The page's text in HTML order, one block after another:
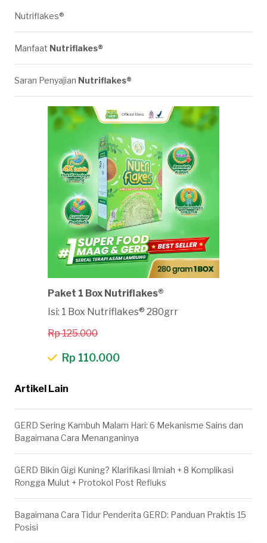
Nutriflakes®
Manfaat Nutriflakes®
Saran Penyajian Nutriflakes®
Paket 1 Box Nutriflakes®
Isi: 1 Box Nutriflakes® 280grr
Rp 125.000
Rp 110.000
Artikel Lain
GERD Sering Kambuh Malam Hari: 6 Mekanisme Sains dan
Bagaimana Cara Menanganinya
GERD Bikin Gigi Kuning? Klarifikasi Ilmiah + 8 Komplikasi
Rongga Mulut + Protokol Post Refluks
Bagaimana Cara Tidur Penderita GERD: Panduan Praktis 15
Posisi